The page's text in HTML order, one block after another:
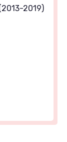
2019)